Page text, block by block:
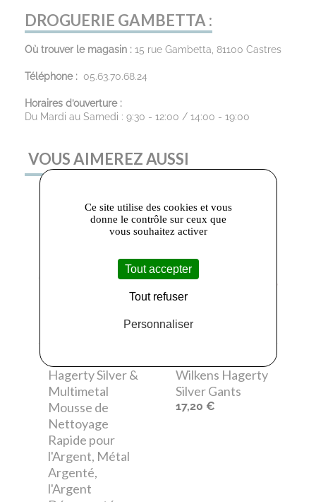
DROGUERIE GAMBETTA :
Où trouver le magasin : 15 rue Gambetta, 81100 Castres
Téléphone : 05.63.70.68.24
Horaires d’ouverture :
Du Mardi au Samedi : 9:30 - 12:00 / 14:00 - 19:00
VOUS AIMEREZ AUSSI
Hagerty Silver &
Multimetal
Mousse de
Nettoyage
Rapide pour
l'Argent, Métal
Argenté,
l'Argent
Wilkens Hagerty
Silver Gants
17,20 €
Ce site utilise des cookies et vous
donne le contrôle sur ceux que
vous souhaitez activer
Tout accepter
Tout refuser
Personnaliser